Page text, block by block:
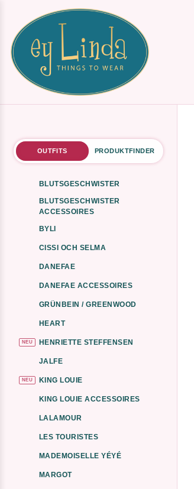
OUTFITS PRODUKTFINDER
BLUTSGESCHWISTER
BLUTSGESCHWISTER
ACCESSOIRES
BYLI
CISSI OCH SELMA
DANEFAE
DANEFAE ACCESSOIRES
GRÜNBEIN / GREENWOOD
HEART
NEU HENRIETTE STEFFENSEN
JALFE
NEU KING LOUIE
KING LOUIE ACCESSOIRES
LALAMOUR
LES TOURISTES
MADEMOISELLE YÉYÉ
MARGOT